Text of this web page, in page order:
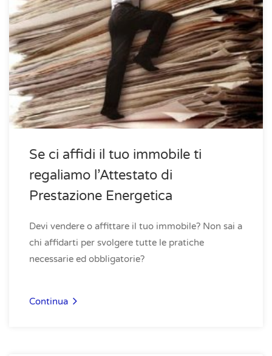
Se ci affidi il tuo immobile ti
regaliamo l’Attestato di
Prestazione Energetica
Devi vendere o affittare il tuo immobile? Non sai a
chi affidarti per svolgere tutte le pratiche
necessarie ed obbligatorie?
Continua